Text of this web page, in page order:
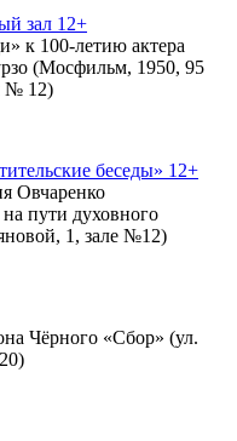
зал 12+
к 100-летию актера
(Мосфильм, 1950, 95
№ 12)
беседы» 12+
Овчаренко
пути духовного
1, зале №12)
Чёрного «Сбор» (ул.